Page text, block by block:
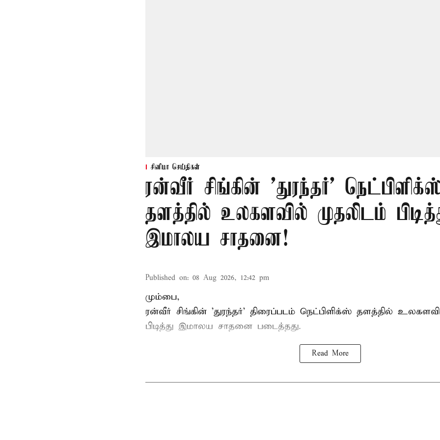
சினிமா செய்திகள்
ரன்வீர் சிங்கின் 'துரந்தர்'
தளத்தில் உலகளவில் முதலிடம்
இமாலய சாதனை!
Published on: 08 Aug 2026, 12:42 pm
மும்பை,
ரன்வீர் சிங்கின் 'துரந்தர்' திரைப்படம் நெட்பிளிக்ஸ் தளத்தில்
பிடித்து இமாலய சாதனை படைத்தது.
Read More